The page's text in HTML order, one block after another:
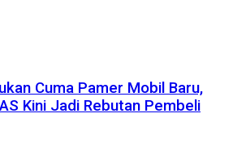
Cuma Pamer Mobil Baru,
Kini Jadi Rebutan Pembeli